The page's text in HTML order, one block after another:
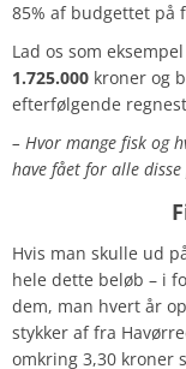
85% af budgettet på
Lad os som
1.725.000 kroner og
efterfølgende
– Hvor mange fisk og
have fået for alle disse
Hvis man skulle ud
hele dette beløb – i
dem, man hvert år
stykker af fra
omkring 3,30 kroner